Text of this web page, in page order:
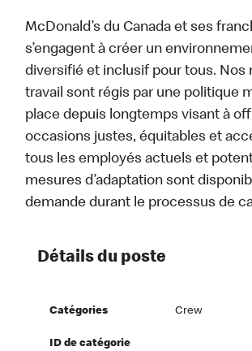
McDonald’s du Canada et ses
s’engagent à créer un
diversifié et inclusif pour tous. Nos
travail sont régis par une politique
place depuis longtemps visant à
occasions justes, équitables et
tous les employés actuels et
mesures d’adaptation sont
demande durant le processus de
Détails du poste
Catégories Crew
ID de catégorie